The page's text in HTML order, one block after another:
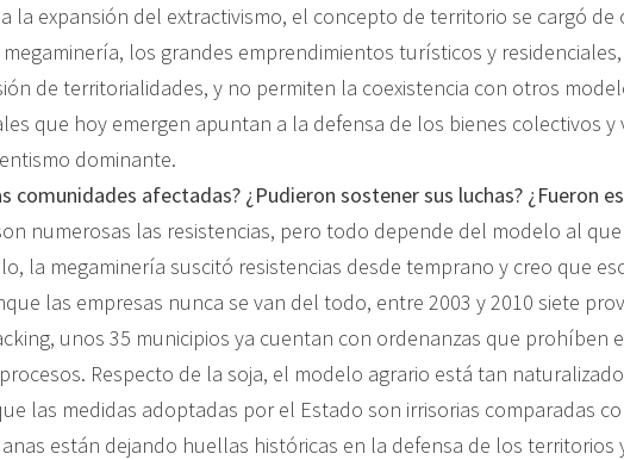
la expansión del extractivismo, el concepto de territorio se cargó
los grandes emprendimientos turísticos y
de territorialidades, y no permiten la coexistencia con otros
que hoy emergen apuntan a la defensa de los bienes colectivos
dominante.
comunidades afectadas? ¿Pudieron sostener sus luchas? ¿Fueron
numerosas las resistencias, pero todo depende del modelo al
la megaminería suscitó resistencias desde temprano y creo que
las empresas nunca se van del todo, entre 2003 y 2010 siete
unos 35 municipios ya cuentan con ordenanzas que prohíben
Respecto de la soja, el modelo agrario está tan
las medidas adoptadas por el Estado son irrisorias comparadas
están dejando huellas históricas en la defensa de los